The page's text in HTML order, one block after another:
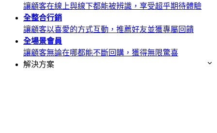
讓顧客在線上與線下都能被辨識，享受超乎期待體驗
全整合行銷
讓顧客以喜愛的方式互動，推薦好友並獲專屬回饋
全場景會員
讓顧客無論在哪都能不斷回購，獲得無限驚喜
解決方案